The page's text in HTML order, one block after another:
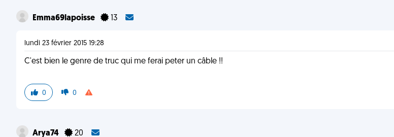
Emma69lapoisse 13
lundi 23 février 2015 19:28
C'est bien le genre de truc qui me ferai peter un câble !!
0 0
Arya74 20